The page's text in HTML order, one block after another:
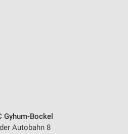
Gyhum-Bockel
Autobahn 8Informationen